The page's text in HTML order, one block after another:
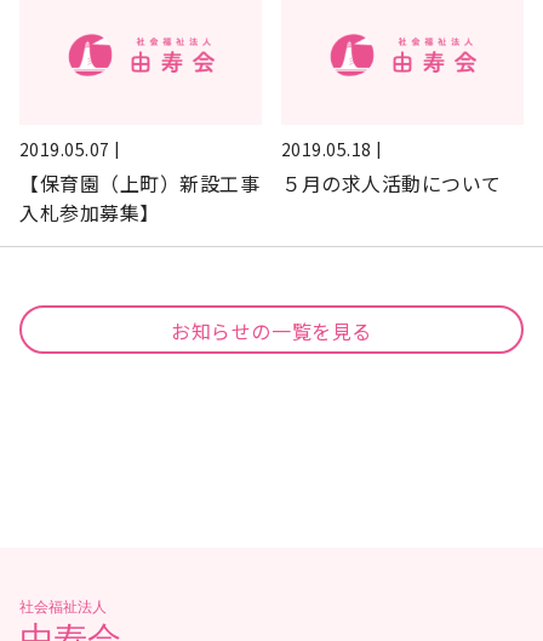
2019.05.07 |
【保育園（上町）新設工事
入札参加募集】
2019.05.18 |
５月の求人活動について
お知らせの一覧を見る
社会福祉法人